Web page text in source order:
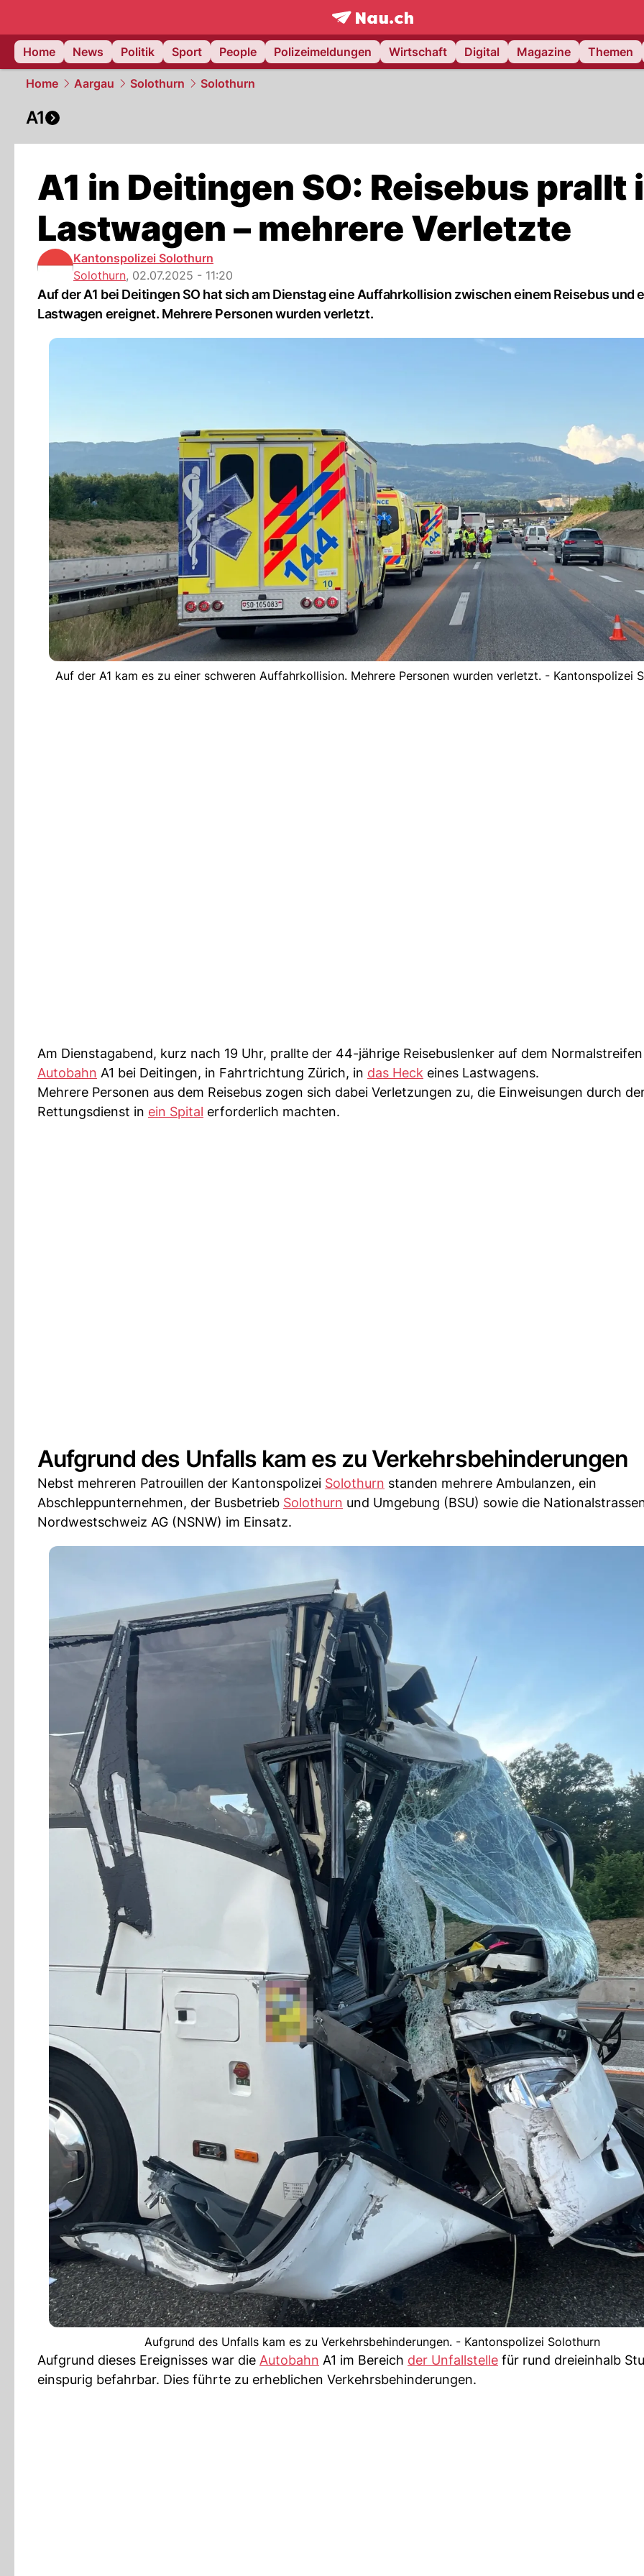
frontpage.NAU.ch
Home
News Politik Sport People Polizeimeldungen Wirtschaft Digital Magazine Themen
Home Aargau Solothurn Solothurn
A1
A1 in Deitingen SO: Reisebus prallt
Lastwagen – mehrere Verletzte
Kantonspolizei Solothurn
Solothurn, 02.07.2025 - 11:20
Auf der A1 bei Deitingen SO hat sich am Dienstag eine Auffahrkollision zwischen einem Reisebus und
Lastwagen ereignet. Mehrere Personen wurden verletzt.
Auf der A1 kam es zu einer schweren Auffahrkollision. Mehrere Personen wurden verletzt. - Kantonspolizei
Am Dienstagabend, kurz nach 19 Uhr, prallte der 44-jährige Reisebuslenker auf dem
Autobahn A1 bei Deitingen, in Fahrtrichtung Zürich, in das Heck eines Lastwagens.
Mehrere Personen aus dem Reisebus zogen sich dabei Verletzungen zu, die Einweisungen durch
Rettungsdienst in ein Spital erforderlich machten.
Aufgrund des Unfalls kam es zu Verkehrsbehinderungen
Nebst mehreren Patrouillen der Kantonspolizei Solothurn standen mehrere Ambulanzen, ein
Abschleppunternehmen, der Busbetrieb Solothurn und Umgebung (BSU) sowie die
Nordwestschweiz AG (NSNW) im Einsatz.
Aufgrund des Unfalls kam es zu Verkehrsbehinderungen. - Kantonspolizei Solothurn
Aufgrund dieses Ereignisses war die Autobahn A1 im Bereich der Unfallstelle für rund dreieinhalb
einspurig befahrbar. Dies führte zu erheblichen Verkehrsbehinderungen.